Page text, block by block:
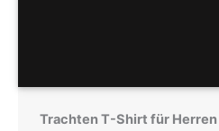
Trachten T-Shirt für